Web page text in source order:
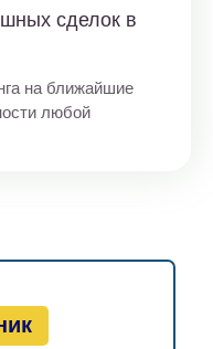
сделок в
на ближайшие
любой